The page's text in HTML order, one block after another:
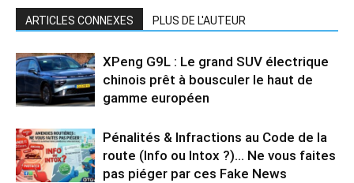
ARTICLES CONNEXES PLUS DE L'AUTEUR
XPeng G9L : Le grand SUV électrique
chinois prêt à bousculer le haut de
gamme européen
Pénalités & Infractions au Code de la
route (Info ou Intox ?)… Ne vous faites
pas piéger par ces Fake News